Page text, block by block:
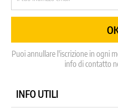
Puoi annullare l'iscrizione in ogni
info di contatto
INFO UTILI